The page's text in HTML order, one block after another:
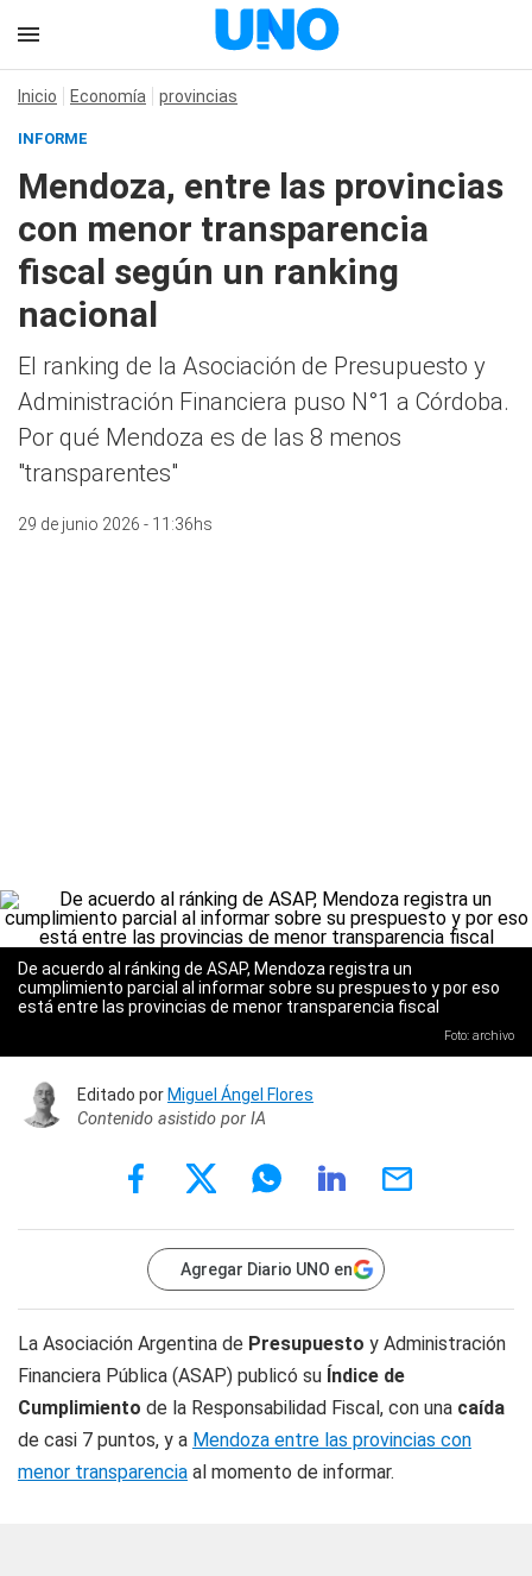
Inicio Economía provincias
INFORME
Mendoza, entre las provincias
con menor transparencia
fiscal según un ranking
nacional
El ranking de la Asociación de Presupuesto y
Administración Financiera puso N°1 a Córdoba.
Por qué Mendoza es de las 8 menos
"transparentes"
29 de junio 2026 - 11:36hs
De acuerdo al ránking de ASAP, Mendoza registra un
cumplimiento parcial al informar sobre su prespuesto y por eso
está entre las provincias de menor transparencia fiscal
Foto: archivo
Editado porMiguel Ángel Flores
Contenido asistido por IA
Agregar Diario UNO en
La Asociación Argentina de Presupuesto y Administración
Financiera Pública (ASAP) publicó su Índice de
Cumplimiento de la Responsabilidad Fiscal, con una caída
de casi 7 puntos, y a Mendoza entre las provincias con
menor transparencia al momento de informar.